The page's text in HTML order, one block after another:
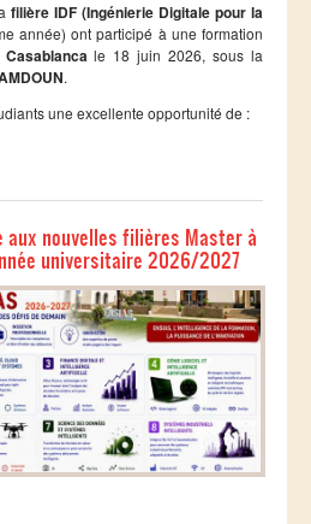
filière IDF (Ingénierie Digitale pour la
année) ont participé à une formation
le 18 juin 2026, sous la
.
une excellente opportunité de :
nouvelles filières Master à
universitaire 2026/2027